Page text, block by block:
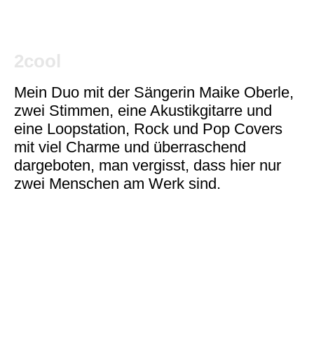
2cool
Mein Duo mit der Sängerin Maike Oberle,
zwei Stimmen, eine Akustikgitarre und
eine Loopstation, Rock und Pop Covers
mit viel Charme und überraschend
dargeboten, man vergisst, dass hier nur
zwei Menschen am Werk sind.